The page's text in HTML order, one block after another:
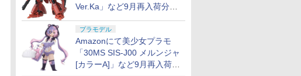
Ver.Ka」など9月再入荷分が
プラモデル
Amazonにて美少女プラモ
「30MS SIS-J00 メルンジャ
[カラーA]」など9月再入荷分